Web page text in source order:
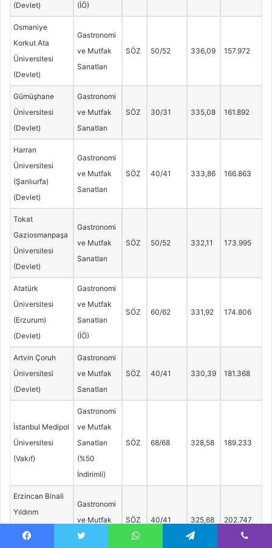
(Devlet)
(İÖ)
Osmaniye
Korkut Ata
Üniversitesi
(Devlet)
Gastronomi
ve Mutfak
Sanatları
SÖZ 50/52 336,09 157.972
Gümüşhane
Üniversitesi
(Devlet)
Gastronomi
ve Mutfak
Sanatları
SÖZ 30/31 335,08 161.892
Harran
Üniversitesi
(Şanlıurfa)
(Devlet)
Gastronomi
ve Mutfak
Sanatları
SÖZ 40/41 333,86 166.863
Tokat
Gaziosmanpaşa
Üniversitesi
(Devlet)
Gastronomi
ve Mutfak
Sanatları
SÖZ 50/52 332,11 173.995
Atatürk
Üniversitesi
(Erzurum)
(Devlet)
Gastronomi
ve Mutfak
Sanatları
(İÖ)
SÖZ 60/62 331,92 174.806
Artvin Çoruh
Üniversitesi
(Devlet)
Gastronomi
ve Mutfak
Sanatları
SÖZ 40/41 330,39 181.368
İstanbul Medipol
Üniversitesi
(Vakıf)
Gastronomi
ve Mutfak
Sanatları
(%50
İndirimli)
SÖZ 68/68 328,58 189.233
Erzincan Binali
Yıldırım
Gastronomi
ve Mutfak
Sanatları
SÖZ 40/41 325,68 202.747